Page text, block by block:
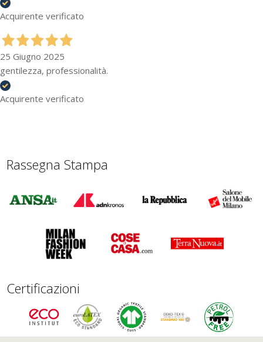
Acquirente verificato
25 Giugno 2025
gentilezza, professionalità.
Acquirente verificato
Rassegna Stampa
Certificazioni